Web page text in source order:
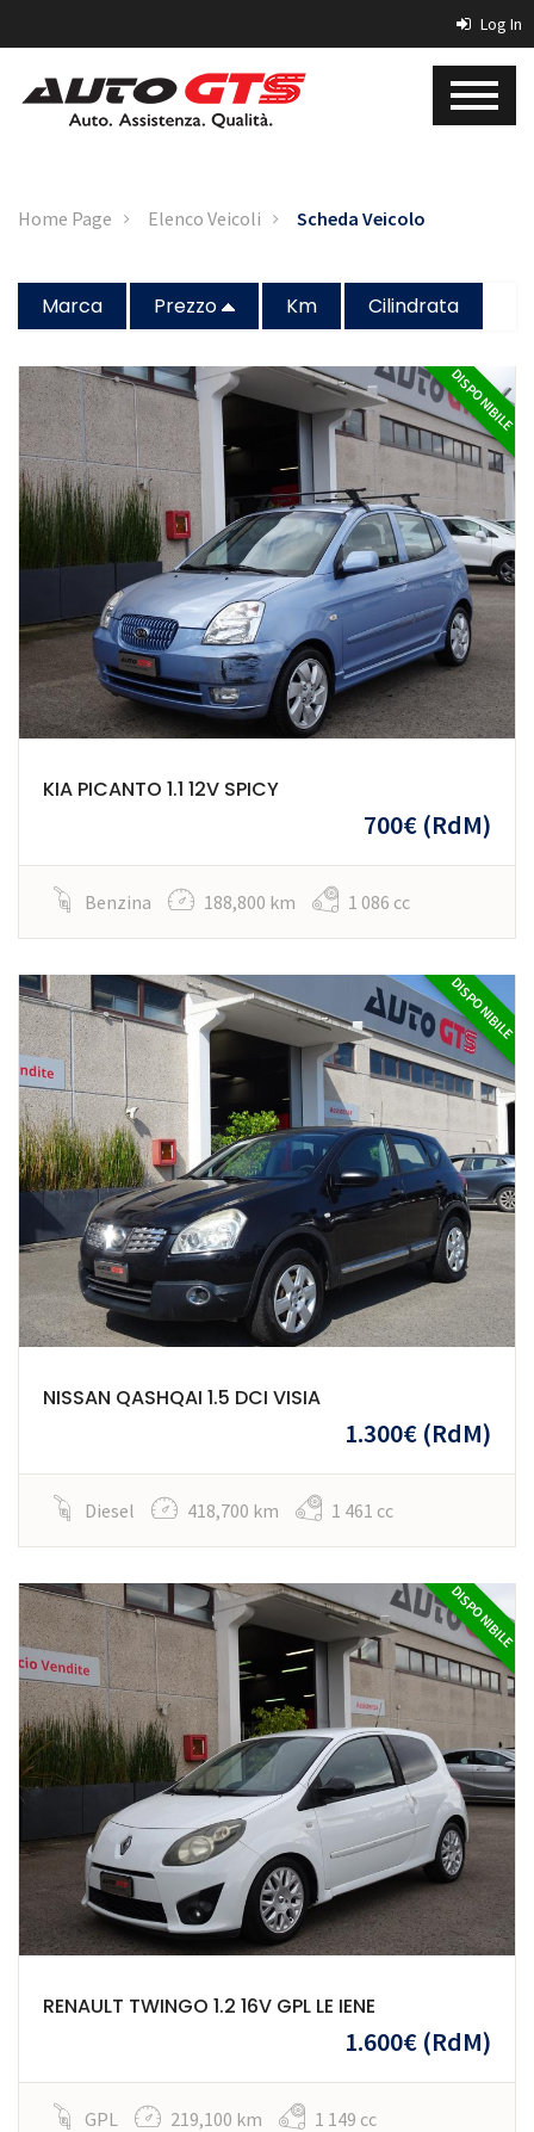
Log In
Home Page Elenco Veicoli Scheda Veicolo
Marca Prezzo Km Cilindrata
DISPONIBILE
KIA PICANTO 1.1 12V SPICY
700€ (RdM)
Benzina 188,800 km 1 086 cc
DISPONIBILE
NISSAN QASHQAI 1.5 DCI VISIA
1.300€ (RdM)
Diesel 418,700 km 1 461 cc
DISPONIBILE
RENAULT TWINGO 1.2 16V GPL LE IENE
1.600€ (RdM)
GPL 219,100 km 1 149 cc